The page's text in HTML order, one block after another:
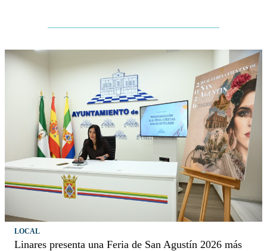
LOCAL
Linares presenta una Feria de San Agustín 2026 más